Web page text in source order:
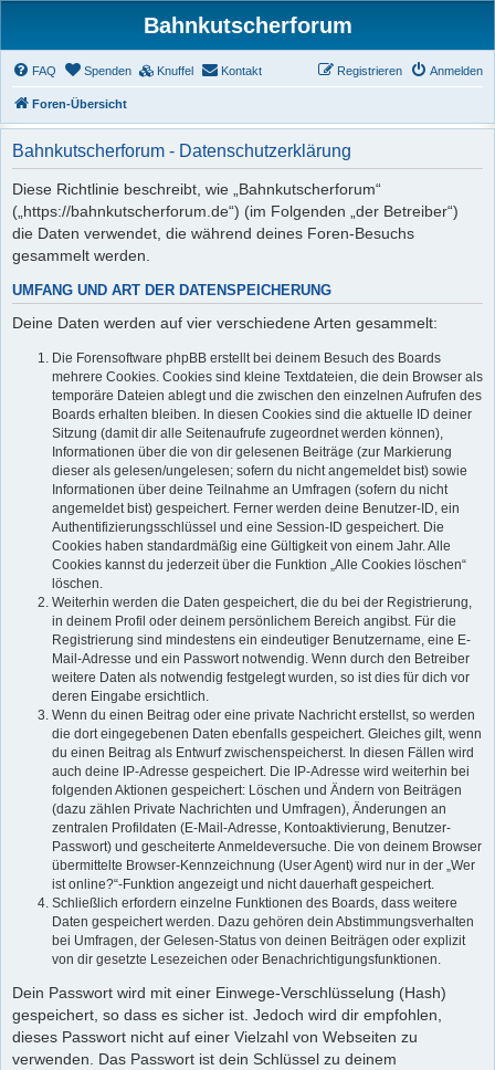
Bahnkutscherforum
FAQ Spenden Knuffel Kontakt Anmelden
Registrieren
Foren-Übersicht
Bahnkutscherforum - Datenschutzerklärung
Diese Richtlinie beschreibt, wie „Bahnkutscherforum“
(„https://bahnkutscherforum.de“) (im Folgenden „der Betreiber“)
die Daten verwendet, die während deines Foren-Besuchs
gesammelt werden.
UMFANG UND ART DER DATENSPEICHERUNG
Deine Daten werden auf vier verschiedene Arten gesammelt:
Die Forensoftware phpBB erstellt bei deinem Besuch des Boards
mehrere Cookies. Cookies sind kleine Textdateien, die dein Browser als
temporäre Dateien ablegt und die zwischen den einzelnen Aufrufen des
Boards erhalten bleiben. In diesen Cookies sind die aktuelle ID deiner
Sitzung (damit dir alle Seitenaufrufe zugeordnet werden können),
Informationen über die von dir gelesenen Beiträge (zur Markierung
dieser als gelesen/ungelesen; sofern du nicht angemeldet bist) sowie
Informationen über deine Teilnahme an Umfragen (sofern du nicht
angemeldet bist) gespeichert. Ferner werden deine Benutzer-ID, ein
Authentifizierungsschlüssel und eine Session-ID gespeichert. Die
Cookies haben standardmäßig eine Gültigkeit von einem Jahr. Alle
Cookies kannst du jederzeit über die Funktion „Alle Cookies löschen“
löschen.
Weiterhin werden die Daten gespeichert, die du bei der Registrierung,
in deinem Profil oder deinem persönlichem Bereich angibst. Für die
Registrierung sind mindestens ein eindeutiger Benutzername, eine E-
Mail-Adresse und ein Passwort notwendig. Wenn durch den Betreiber
weitere Daten als notwendig festgelegt wurden, so ist dies für dich vor
deren Eingabe ersichtlich.
Wenn du einen Beitrag oder eine private Nachricht erstellst, so werden
die dort eingegebenen Daten ebenfalls gespeichert. Gleiches gilt, wenn
du einen Beitrag als Entwurf zwischenspeicherst. In diesen Fällen wird
auch deine IP-Adresse gespeichert. Die IP-Adresse wird weiterhin bei
folgenden Aktionen gespeichert: Löschen und Ändern von Beiträgen
(dazu zählen Private Nachrichten und Umfragen), Änderungen an
zentralen Profildaten (E-Mail-Adresse, Kontoaktivierung, Benutzer-
Passwort) und gescheiterte Anmeldeversuche. Die von deinem Browser
übermittelte Browser-Kennzeichnung (User Agent) wird nur in der „Wer
ist online?“-Funktion angezeigt und nicht dauerhaft gespeichert.
Schließlich erfordern einzelne Funktionen des Boards, dass weitere
Daten gespeichert werden. Dazu gehören dein Abstimmungsverhalten
bei Umfragen, der Gelesen-Status von deinen Beiträgen oder explizit
von dir gesetzte Lesezeichen oder Benachrichtigungsfunktionen.
Dein Passwort wird mit einer Einwege-Verschlüsselung (Hash)
gespeichert, so dass es sicher ist. Jedoch wird dir empfohlen,
dieses Passwort nicht auf einer Vielzahl von Webseiten zu
verwenden. Das Passwort ist dein Schlüssel zu deinem